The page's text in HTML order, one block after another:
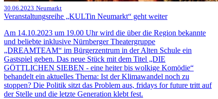
30.06.2023 Neumarkt
Veranstaltungsreihe „KULTin Neumarkt“ geht weiter
Am 14.10.2023 um 19.00 Uhr wird die über die Region bekannte
und beliebte inklusive Nürnberger Theatergruppe
„DREAMTEAM“ im Bürgerzentrum in der Alten Schule ein
Gastspiel geben. Das neue Stück mit dem Titel „DIE
GÖTTLICHEN SIEBEN - eine heiter bis wolkige Komödie“
behandelt ein aktuelles Thema: Ist der Klimawandel noch zu
stoppen? Die Politik sitzt das Problem aus, fridays for future tritt auf
der Stelle und die letzte Generation klebt fest.